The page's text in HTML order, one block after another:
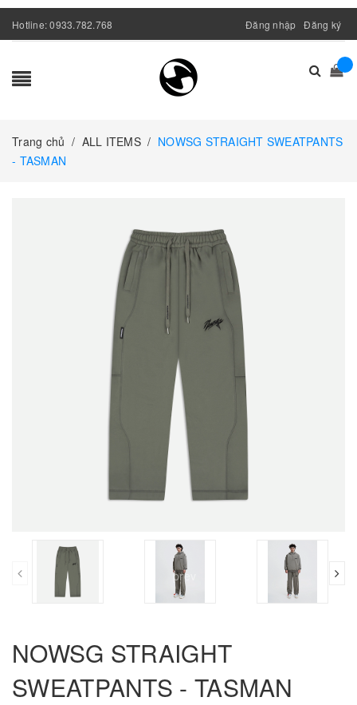
Hotline:0933.782.768 Đăng nhập Đăng ký
Trang chủ / ALL ITEMS / NOWSG STRAIGHT SWEATPANTS
- TASMAN
prev
NOWSG STRAIGHT
SWEATPANTS - TASMAN